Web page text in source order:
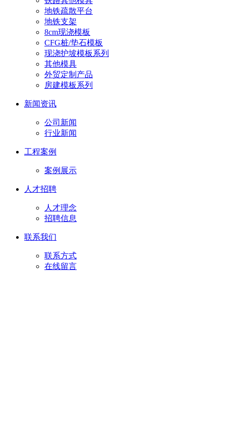
地铁疏散平台
地铁支架
8cm现浇模板
CFG桩/垫石模板
现浇护坡模板系列
其他模具
外贸定制产品
房建模板系列
新闻资讯
公司新闻
行业新闻
工程案例
案例展示
人才招聘
人才理念
招聘信息
联系我们
联系方式
在线留言